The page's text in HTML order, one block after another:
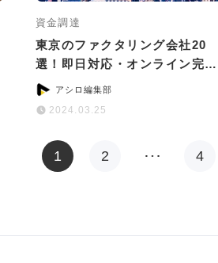
資金調達
東京のファクタリング会社20
選！即日対応・オンライン完結
など目的別に紹介
アシロ編集部
2024.03.25
1 2 … 4